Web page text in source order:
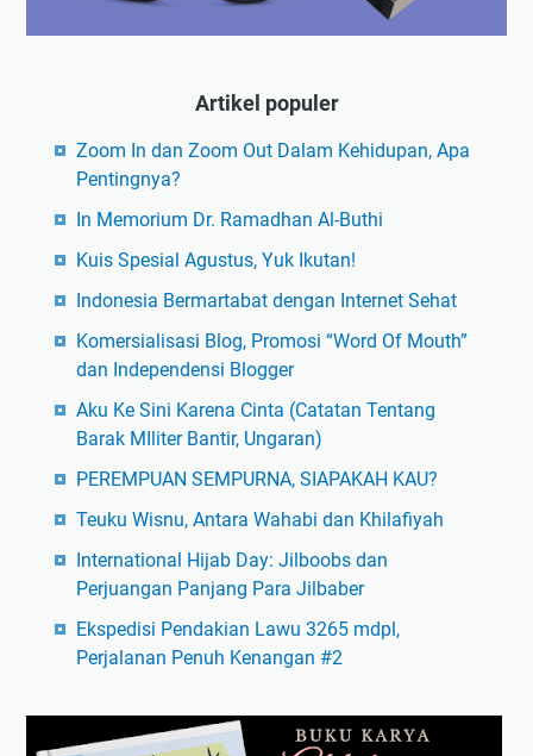
Artikel populer
Zoom In dan Zoom Out Dalam Kehidupan, Apa
Pentingnya?
In Memorium Dr. Ramadhan Al-Buthi
Kuis Spesial Agustus, Yuk Ikutan!
Indonesia Bermartabat dengan Internet Sehat
Komersialisasi Blog, Promosi “Word Of Mouth”
dan Independensi Blogger
Aku Ke Sini Karena Cinta (Catatan Tentang
Barak MIliter Bantir, Ungaran)
PEREMPUAN SEMPURNA, SIAPAKAH KAU?
Teuku Wisnu, Antara Wahabi dan Khilafiyah
International Hijab Day: Jilboobs dan
Perjuangan Panjang Para Jilbaber
Ekspedisi Pendakian Lawu 3265 mdpl,
Perjalanan Penuh Kenangan #2